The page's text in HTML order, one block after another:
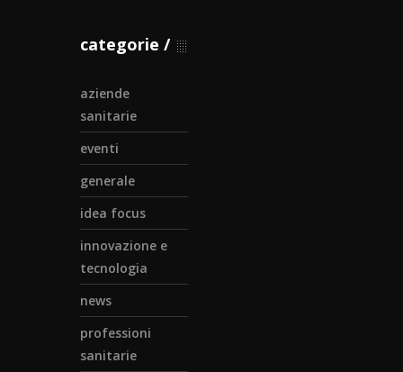
categorie
aziende
sanitarie
eventi
generale
idea focus
innovazione e
tecnologia
news
professioni
sanitarie